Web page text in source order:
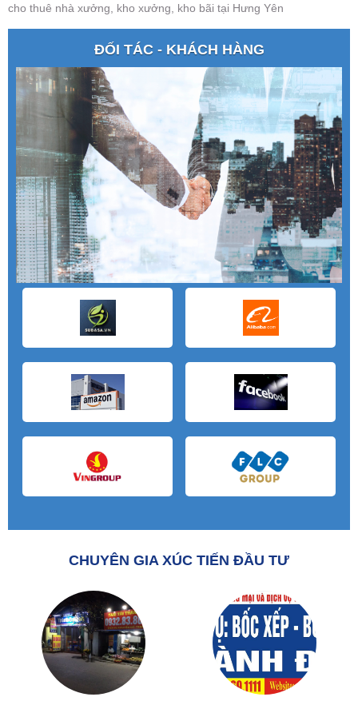
cho thuê nhà xưởng, kho xưởng, kho bãi tại Hưng Yên
ĐỐI TÁC - KHÁCH HÀNG
CHUYÊN GIA XÚC TIẾN ĐẦU TƯ